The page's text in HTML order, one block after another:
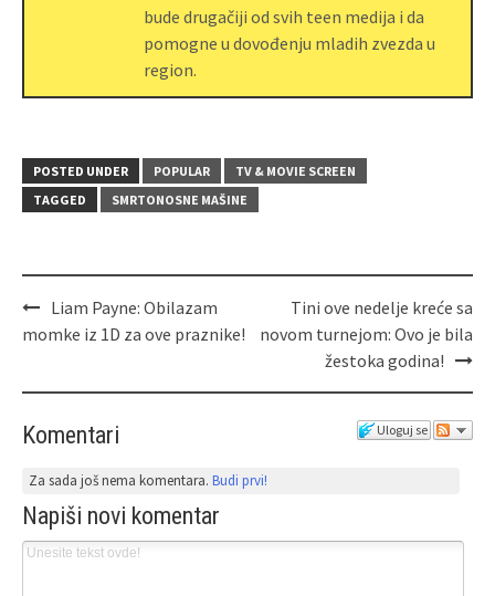
bude drugačiji od svih teen medija i da
pomogne u dovođenju mladih zvezda u
region.
POSTED UNDER POPULAR
TV & MOVIE SCREEN
TAGGED
SMRTONOSNE MAŠINE
Liam Payne: Obilazam
momke iz 1D za ove praznike!
Tini ove nedelje kreće sa
novom turnejom: Ovo je bila
žestoka godina!
Uloguj se
Komentari
Za sada još nema komentara.Budi prvi!
Napiši novi komentar